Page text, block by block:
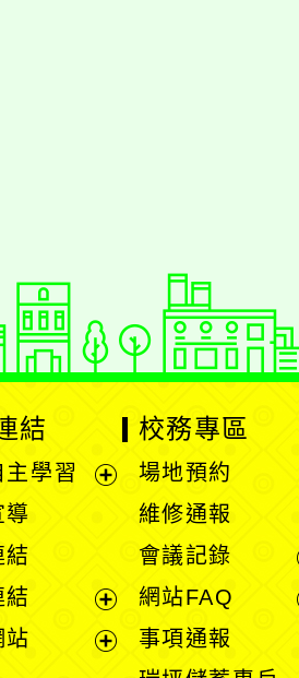
結
主學習
單
導
結
結
展
站
校務專區
場地預約
維修通報
會議記錄
網站FAQ
事項通報